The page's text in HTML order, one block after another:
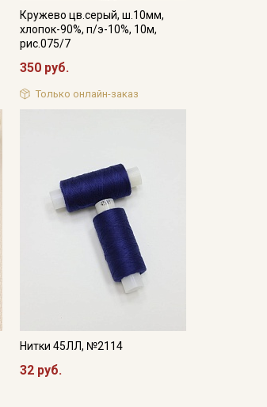
Кружево цв.серый, ш.10мм,
хлопок-90%, п/э-10%, 10м,
рис.075/7
350 руб.
Только онлайн-заказ
Нитки 45ЛЛ, №2114
32 руб.